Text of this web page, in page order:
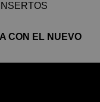
CON EL NUEVO